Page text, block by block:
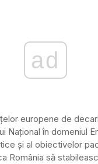
ad
europene de
Național în domeniul
și al obiectivelor
România să